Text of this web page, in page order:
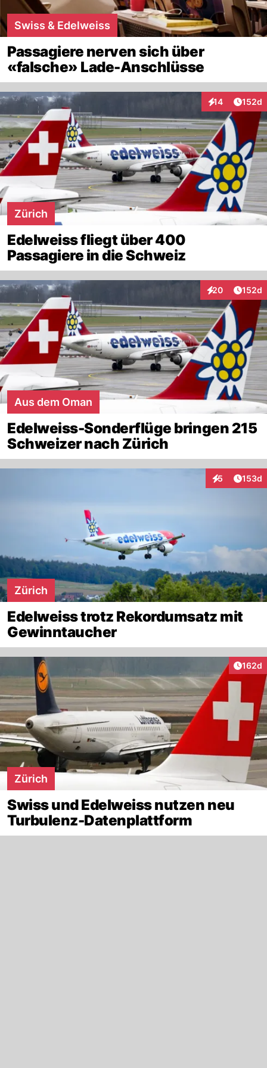
Swiss & Edelweiss
Passagiere nerven sich über
«falsche» Lade-Anschlüsse
14
Interaktionen
152d
Zürich
Edelweiss fliegt über 400
Passagiere in die Schweiz
20
Interaktionen
152d
Aus dem Oman
Edelweiss-Sonderflüge bringen 215
Schweizer nach Zürich
5
Interaktionen
153d
Zürich
Edelweiss trotz Rekordumsatz mit
Gewinntaucher
162d
Zürich
Swiss und Edelweiss nutzen neu
Turbulenz-Datenplattform